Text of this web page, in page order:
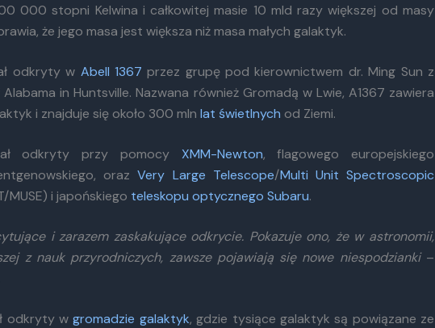
000 stopni Kelwina i całkowitej masie 10 mld razy większej od masy
że jego masa jest większa niż masa małych galaktyk.
odkryty w Abell 1367 przez grupę pod kierownictwem dr. Ming Sun z
in Huntsville. Nazwana również Gromadą w Lwie, A1367 zawiera
i znajduje się około 300 mln lat świetlnych od Ziemi.
odkryty przy pomocy XMM-Newton, flagowego europejskiego
orazVery Large Telescope/Multi Unit Spectroscopic
MUSE) i japońskiego teleskopu optycznego Subaru.
i zarazem zaskakujące odkrycie. Pokazuje ono, że w astronomii,
z nauk przyrodniczych, zawsze pojawiają się nowe niespodzianki–
odkryty wgromadzie galaktyk, gdzie tysiące galaktyk są powiązane ze